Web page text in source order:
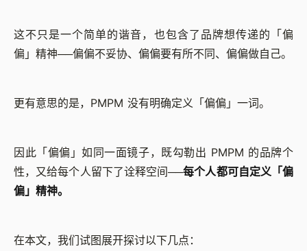
这不只是一个简单的谐音，也包含了品牌想传递的「偏
偏」精神──偏偏不妥协、偏偏要有所不同、偏偏做自己。
更有意思的是，PMPM 没有明确定义「偏偏」一词。
因此「偏偏」如同一面镜子，既勾勒出 PMPM 的品牌个
性，又给每个人留下了诠释空间──每个人都可自定义「偏
偏」精神。
在本文，我们试图展开探讨以下几点：